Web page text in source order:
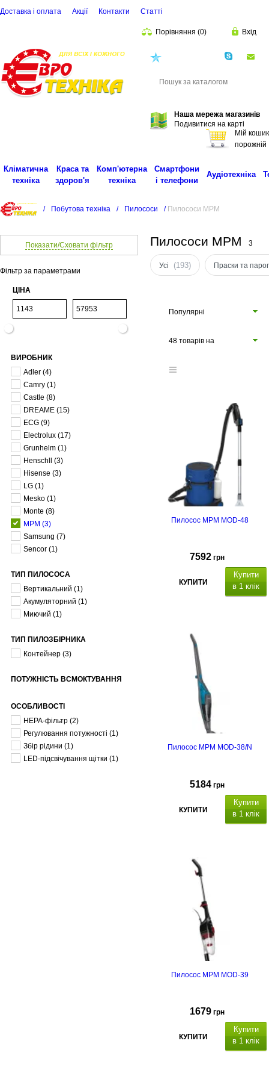
Доставка і оплата Акції Контакти Статті
Порівняння (0) Вхід
Наша мережа магазинів
Подивитися на карті
Мій кошик
порожній
Кліматична
техніка
Краса та
здоров'я
Комп'ютерна
техніка
Смартфони
і телефони
Аудіотехніка
/ Побутова техніка / Пилососи / Пилососи MPM
Показати/Сховати фільтр
Фільтр за параметрами
ЦІНА
ВИРОБНИК
Adler (4)
Camry (1)
Castle (8)
DREAME (15)
ECG (9)
Electrolux (17)
Grunhelm (1)
Henschll
(3)
Hisense (3)
LG (1)
Mesko (1)
Monte (8)
MPM (3)
Samsung (7)
Senсor (1)
ТИП ПИЛОСОСА
Вертикальний (1)
Акумуляторний (1)
Миючий (1)
ТИП ПИЛОЗБІРНИКА
Контейнер (3)
ПОТУЖНІСТЬ ВСМОКТУВАННЯ
ОСОБЛИВОСТІ
HEPA-фільтр (2)
Регулювання потужності (1)
Збір рідини (1)
LED-підсвічування щітки (1)
Пилососи MPM 3
Усі (193) Праски та
Популярні
48 товарів на
Пилосос MPM MOD-48
7592 грн
КУПИТИ
Купити
в 1 клік
Пилосос MPM MOD-38/N
5184 грн
КУПИТИ
Купити
в 1 клік
Пилосос MPM MOD-39
1679 грн
КУПИТИ
Купити
в 1 клік